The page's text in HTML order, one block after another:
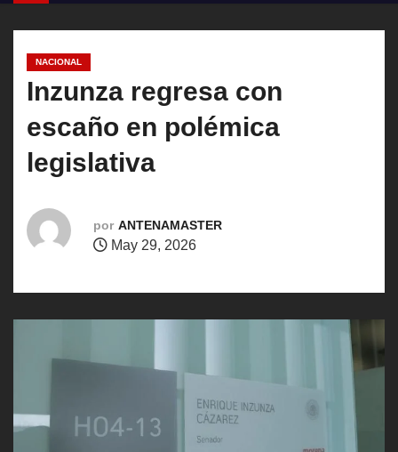
NACIONAL
Inzunza regresa con
escaño en polémica
legislativa
por ANTENAMASTER
May 29, 2026